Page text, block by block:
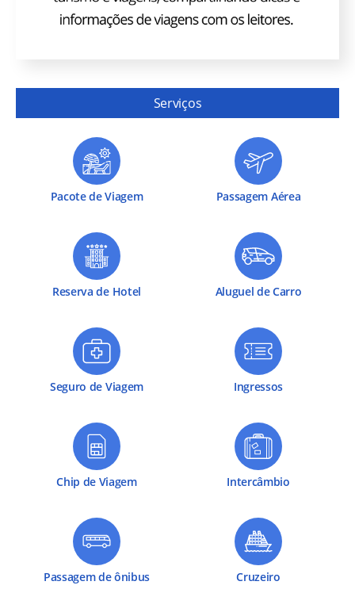
Serviços
Pacote de Viagem Passagem Aérea
Reserva de Hotel Aluguel de Carro
Seguro de Viagem Ingressos
Chip de Viagem Intercâmbio
Passagem de ônibus Cruzeiro